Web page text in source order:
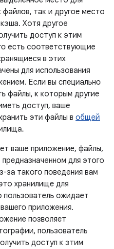
файлов, так и другое место
Хотя другое
доступ к этим
есть соответствующие
в этих
для использования
Если вы специально
файлы, к которым другие
доступ, ваше
эти файлы в общей
ваше приложение, файлы,
для этого
за такого поведения вам
хранилище для
пользователь ожидает
приложения.
позволяет
пользователь
доступ к этим